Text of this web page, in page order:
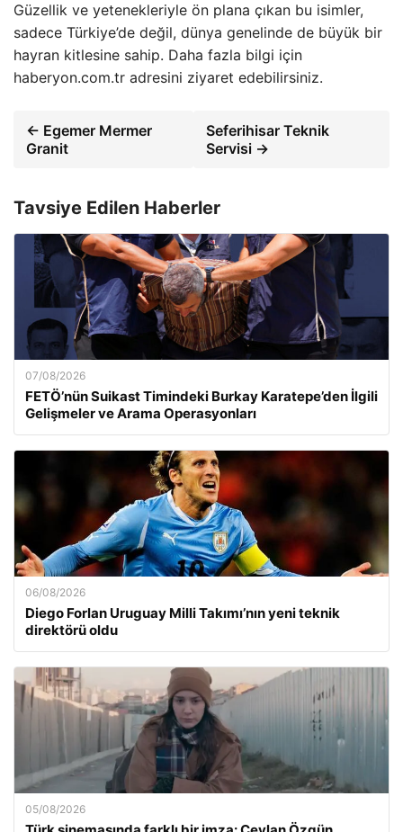
Güzellik ve yetenekleriyle ön plana çıkan bu isimler,
sadece Türkiye’de değil, dünya genelinde de büyük bir
hayran kitlesine sahip. Daha fazla bilgi için
haberyon.com.tr adresini ziyaret edebilirsiniz.
← Egemer Mermer
Granit
Seferihisar Teknik
Servisi →
Tavsiye Edilen Haberler
07/08/2026
FETÖ’nün Suikast Timindeki Burkay Karatepe’den İlgili
Gelişmeler ve Arama Operasyonları
06/08/2026
Diego Forlan Uruguay Milli Takımı’nın yeni teknik
direktörü oldu
05/08/2026